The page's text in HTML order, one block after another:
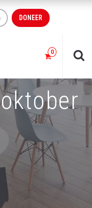
DONEER